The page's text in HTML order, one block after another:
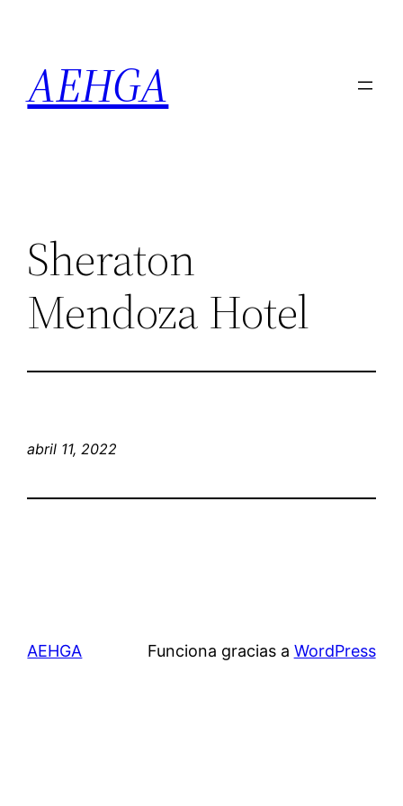
contenido
AEHGA
Sheraton
Mendoza Hotel
abril 11, 2022
AEHGA Funciona gracias a WordPress